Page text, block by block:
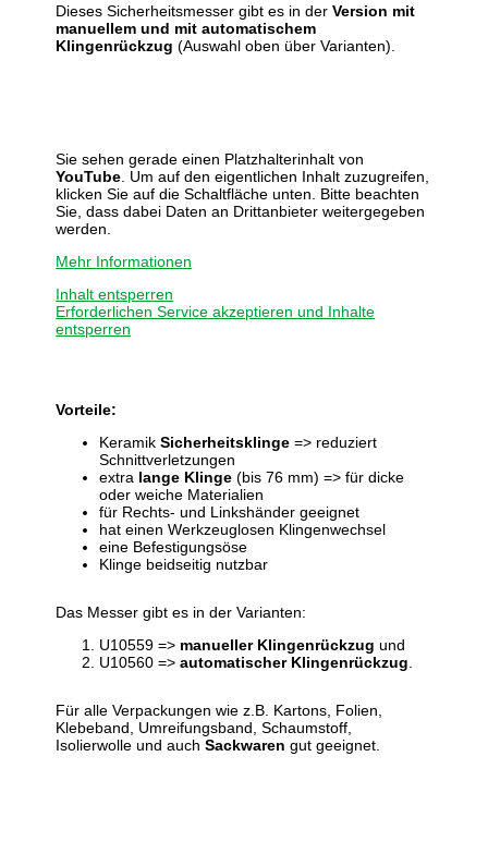
Dieses Sicherheitsmesser gibt es in der Version mit
manuellem und mit automatischem
Klingenrückzug (Auswahl oben über Varianten).
Sie sehen gerade einen Platzhalterinhalt von
YouTube . Um auf den eigentlichen Inhalt zuzugreifen,
klicken Sie auf die Schaltfläche unten. Bitte beachten
Sie, dass dabei Daten an Drittanbieter weitergegeben
werden.
Mehr Informationen
Inhalt entsperren
Erforderlichen Service akzeptieren und Inhalte
entsperren
Vorteile:
KeramikSicherheitsklinge => reduziert
Schnittverletzungen
extra lange Klinge (bis 76 mm) => für dicke
oder weiche Materialien
für Rechts- und Linkshänder geeignet
hat einen Werkzeuglosen Klingenwechsel
eine Befestigungsöse
Klinge beidseitig nutzbar
Das Messer gibt es in der Varianten:
U10559 => manueller Klingenrückzug und
U10560 =>automatischer Klingenrückzug
Für alle Verpackungen wie z.B. Kartons, Folien,
Klebeband, Umreifungsband, Schaumstoff,
Isolierwolle und auchSackwaren gut geeignet.